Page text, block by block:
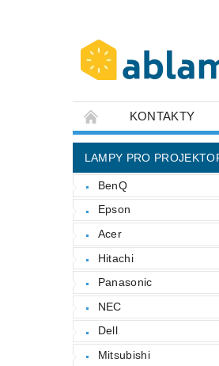
KONTAKTY
LAMPY PRO
BenQ
Epson
Acer
Hitachi
Panasonic
NEC
Dell
Mitsubishi